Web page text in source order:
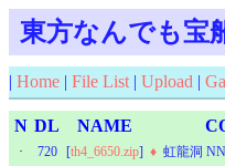
東方なんでも宝
| Home | File List | Upload |
N DL NAME
· 720 [th4_6650.zip] ♦ 虹龍洞